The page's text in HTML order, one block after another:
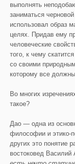
выполнять
заниматься
использовал образ
целях. Придав ему
человеческие
того, к чему
со своими
которому все должны
Во многих
такое?
Дао — одна из
философии и этико-
других это понятие
востоковед Василий